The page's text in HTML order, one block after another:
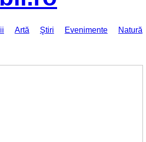
Artă Ştiri Evenimente
Natură